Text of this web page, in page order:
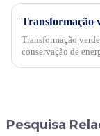
Transformação
conservação de
Pesquisa